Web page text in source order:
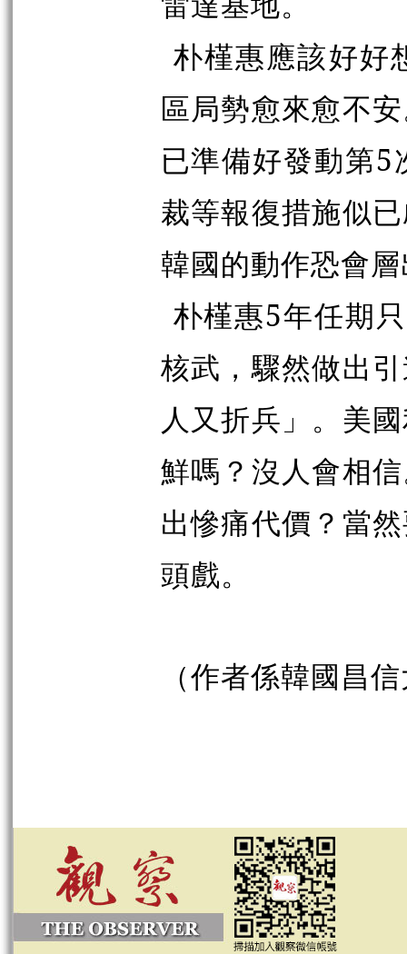
朴槿惠應該好好
區局勢愈來愈不
已準備好發動第
裁等報復措施似
韓國的動作恐會
朴槿惠5年任期
核武，驟然做出
人又折兵」。美
鮮嗎？沒人會相
出慘痛代價？當
頭戲。
（作者係韓國昌